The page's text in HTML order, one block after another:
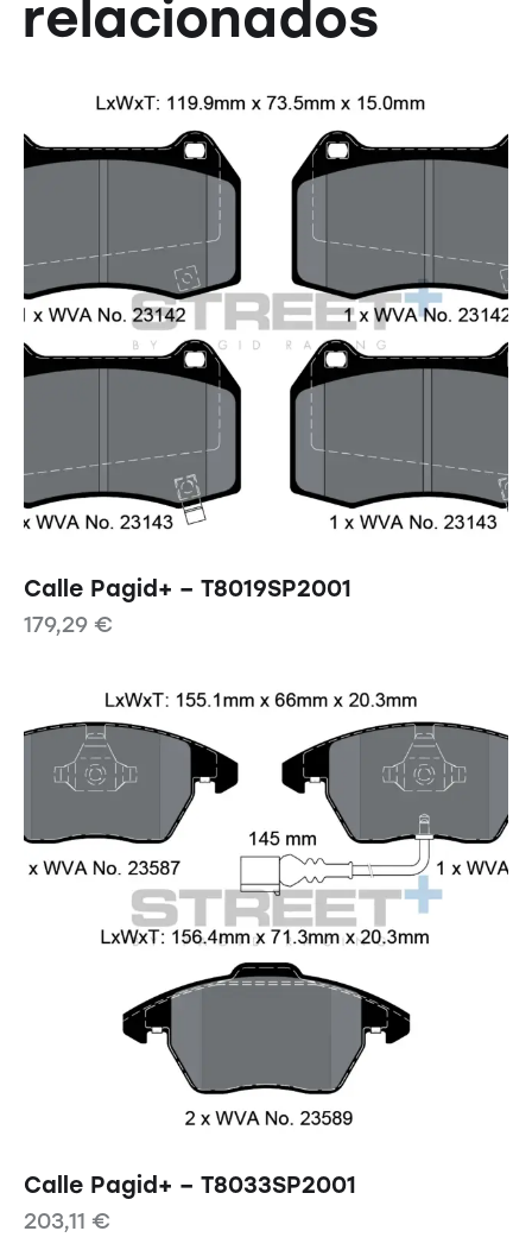
relacionados
Calle Pagid+ – T8019SP2001
179,29 €
Calle Pagid+ – T8033SP2001
203,11 €